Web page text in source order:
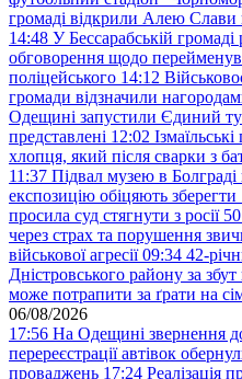
громаді відкрили Алею Слави
14:48 У Бессарабській
обговорення щодо
поліцейського 14:12
громади відзначили
Одещині запустили Єдиний
представлені 12:02
хлопця, який після сварки з
11:37 Підвал музею в Болграді
експозицію обіцяють зберегти
просила суд стягнути з росії
через страх та порушення
військової агресії 09:34 42-
Дністровського району за збут
може потрапити за ґрати на
06/08/2026
17:56 На Одещині звернення
перереєстрації автівок
проваджень 17:24 Реалізація